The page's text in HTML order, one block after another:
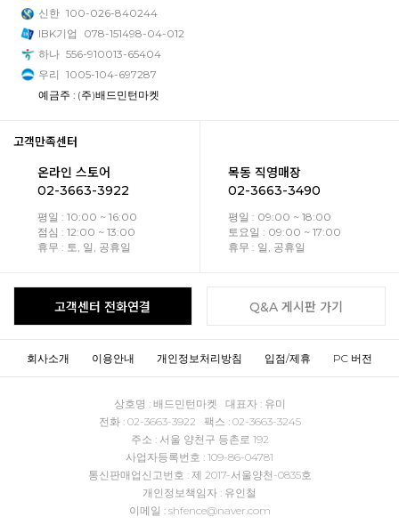
신한 100-026-840244
IBK기업
078-151498-04-012
하나 556-910013-65404
우리 1005-104-697287
예금주 : (주)배드민턴마켓
고객만족센터
온라인 스토어
02-3663-3922
평일 : 10:00 ~ 16:00
점심 : 12:00 ~ 13:00
휴무 : 토, 일, 공휴일
목동 직영매장
02-3663-3490
평일 : 09:00 ~ 18:00
토요일 : 09:00 ~ 17:00
휴무 : 일, 공휴일
고객센터 전화연결 Q&A 게시판 가기
회사소개 이용안내 개인정보처리방침 입점/제휴 PC 버전
상호명 : 배드민턴마켓 대표자 : 유미
전화 : 02-3663-3922 팩스 : 02-3663-3245
주소 : 서울 양천구 등촌로 192
사업자등록번호 : 109-86-04781
통신판매업신고번호 : 제 2017-서울양천-0835호
개인정보책임자 : 유인철
이메일 : shfence@naver.com